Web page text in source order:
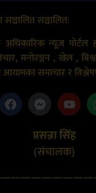
सञ्चालित सञ्चालित:
न्यूज पोर्टल
मनोरञ्जन , खेल ,
आयामका समाचार र
प्रसन्ना सिंह
(संचालक}